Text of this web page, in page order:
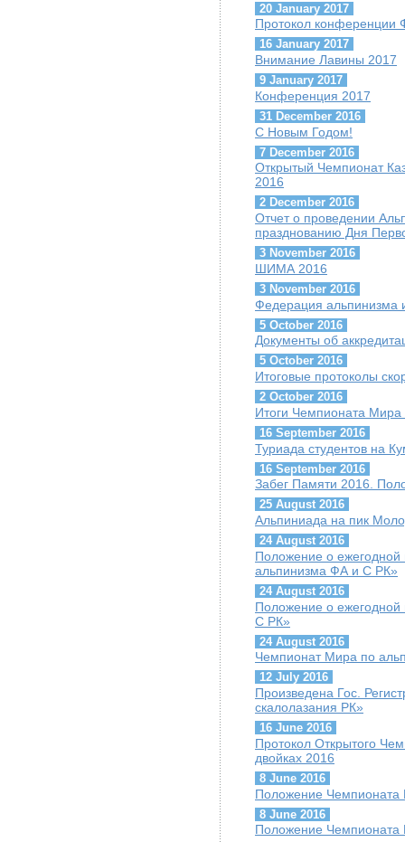
20 January 2017
Протокол
16 January 2017
Внимание Лавины 2017
9 January 2017
Конференция 2017
31 December 2016
С Новым Годом!
7 December 2016
Открытый Чемпионат
2016
2 December 2016
Отчет о проведении
празднованию Дня
3 November 2016
ШИМА 2016
3 November 2016
Федерация альпинизма
5 October 2016
Документы об
5 October 2016
Итоговые протоколы
2 October 2016
Итоги Чемпионата Мира
16 September 2016
Туриада студентов на
16 September 2016
Забег Памяти 2016.
25 August 2016
Альпиниада на пик
24 August 2016
Положение о ежегодной
альпинизма ФА и С РК»
24 August 2016
Положение о
С РК»
24 August 2016
Чемпионат Мира по
12 July 2016
Произведена Гос.
скалолазания РК»
16 June 2016
Протокол Открытого
двойках 2016
8 June 2016
Положение Чемпионата
8 June 2016
Положение Чемпионата